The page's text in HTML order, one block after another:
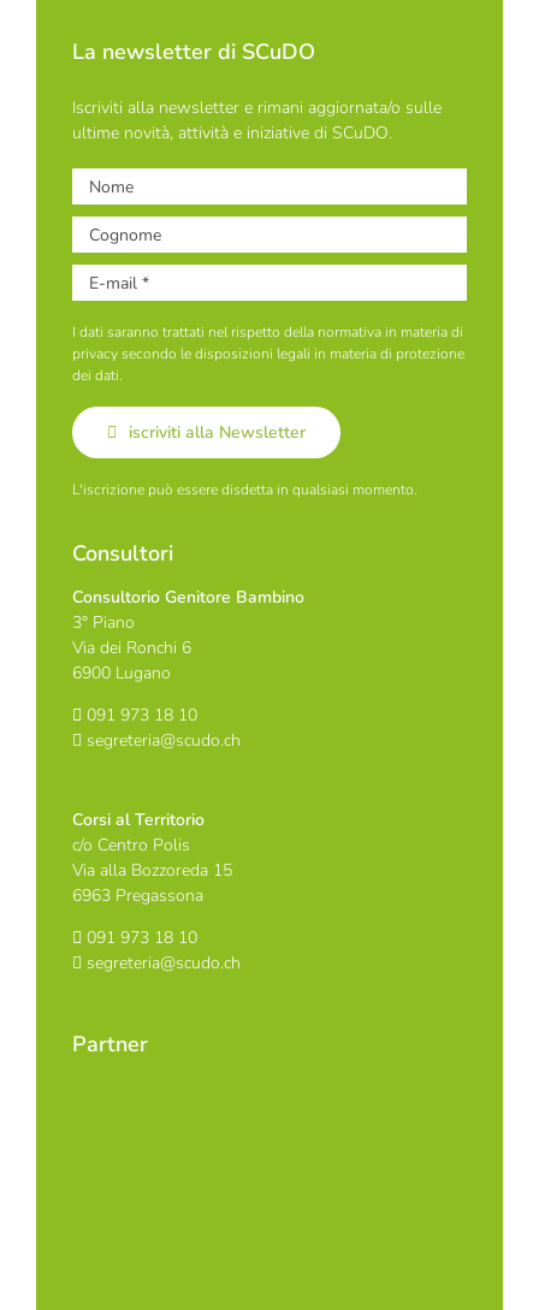
La newsletter di SCuDO
Iscriviti alla newsletter e rimani aggiornata/o sulle
ultime novità, attività e iniziative di SCuDO.
I dati saranno trattati nel rispetto della normativa in materia di
privacy secondo le disposizioni legali in materia di protezione
dei dati.
iscriviti alla Newsletter
L'iscrizione può essere disdetta in qualsiasi momento.
Consultori
Consultorio Genitore Bambino
3° Piano
Via dei Ronchi 6
6900 Lugano
091 973 18 10
segreteria@scudo.ch
Corsi al Territorio
c/o Centro Polis
Via alla Bozzoreda 15
6963 Pregassona
091 973 18 10
segreteria@scudo.ch
Partner